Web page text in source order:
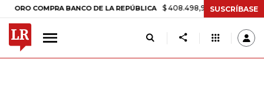
COMPRA BANCO DE LA REPÚBLICA $ 408.498,97 +$ 8.753,81 +2,19%
SUSCRÍBASE